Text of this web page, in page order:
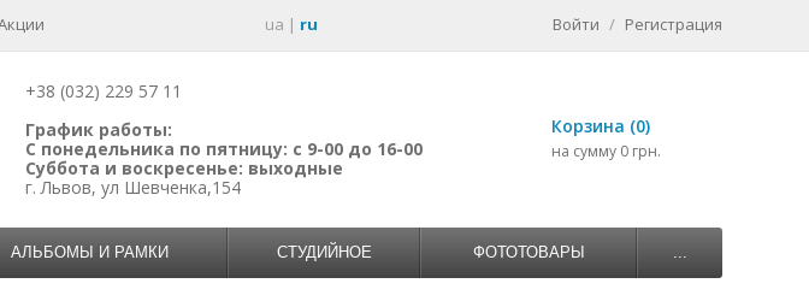
ua | ru Войти / Регистрация
+38 (032) 229 57 11
График работы:
С понедельника по пятницу: с 9-00 до 16-00
Суббота и воскресенье: выходные
г. Львов, ул Шевченка,154
Корзина (0)
на сумму 0 грн.
АЛЬБОМЫ И РАМКИ СТУДИЙНОЕ ФОТОТОВАРЫ ...